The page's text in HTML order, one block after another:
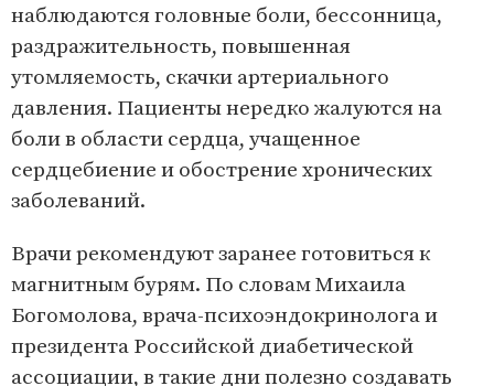
наблюдаются головные боли, бессонница,
раздражительность, повышенная
утомляемость, скачки артериального
давления. Пациенты нередко жалуются на
боли в области сердца, учащенное
сердцебиение и обострение хронических
заболеваний.
Врачи рекомендуют заранее готовиться к
магнитным бурям. По словам Михаила
Богомолова, врача-психоэндокринолога и
президента Российской диабетической
ассоциации, в такие дни полезно создавать